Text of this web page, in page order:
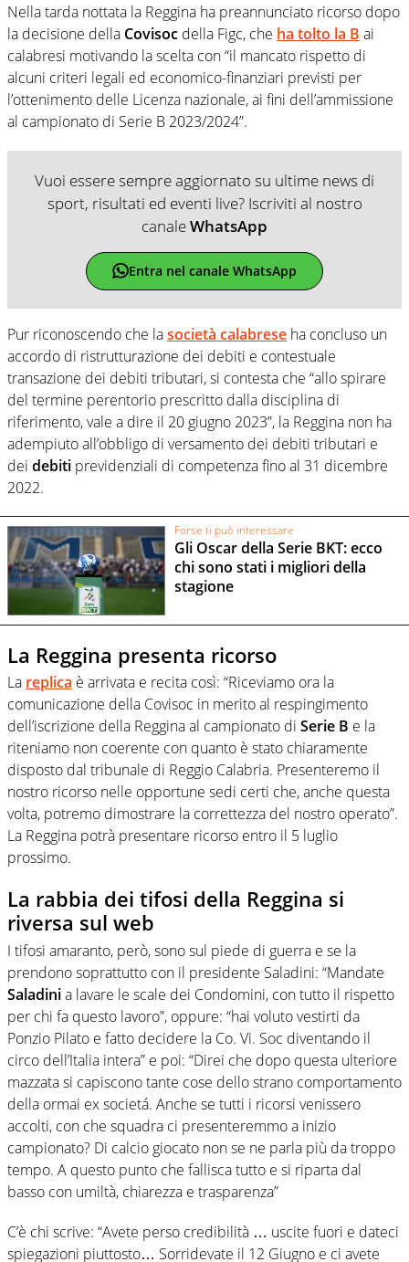
Nella tarda nottata la Reggina ha preannunciato ricorso dopo
la decisione della Covisoc della Figc, che ha tolto la B ai
calabresi motivando la scelta con “il mancato rispetto di
alcuni criteri legali ed economico-finanziari previsti per
l’ottenimento delle Licenza nazionale, ai fini dell’ammissione
al campionato di Serie B 2023/2024”.
Vuoi essere sempre aggiornato su ultime news di
sport, risultati ed eventi live? Iscriviti al nostro
canaleWhatsApp
Entra nel canale WhatsApp
Pur riconoscendo che lasocietà calabrese ha concluso un
accordo di ristrutturazione dei debiti e contestuale
transazione dei debiti tributari, si contesta che “allo spirare
del termine perentorio prescritto dalla disciplina di
riferimento, vale a dire il 20 giugno 2023”, la Reggina non ha
adempiuto all’obbligo di versamento dei debiti tributari e
dei debiti previdenziali di competenza fino al 31 dicembre
2022.
Forse ti può interessare
Gli Oscar della Serie BKT: ecco
chi sono stati i migliori della
stagione
La Reggina presenta ricorso
La replica è arrivata e recita così: “Riceviamo ora la
comunicazione della Covisoc in merito al respingimento
dell’iscrizione della Reggina al campionato di Serie B e la
riteniamo non coerente con quanto è stato chiaramente
disposto dal tribunale di Reggio Calabria. Presenteremo il
nostro ricorso nelle opportune sedi certi che, anche questa
volta, potremo dimostrare la correttezza del nostro operato”.
La Reggina potrà presentare ricorso entro il 5 luglio
prossimo.
La rabbia dei tifosi della Reggina si
riversa sul web
I tifosi amaranto, però, sono sul piede di guerra e se la
prendono soprattutto con il presidente Saladini: “Mandate
Saladinia lavare le scale dei Condomini, con tutto il rispetto
per chi fa questo lavoro”, oppure: “hai voluto vestirti da
Ponzio Pilato e fatto decidere la Co. Vi. Soc diventando il
circo dell’Italia intera” e poi: “Direi che dopo questa ulteriore
mazzata si capiscono tante cose dello strano comportamento
della ormai ex societá. Anche se tutti i ricorsi venissero
accolti, con che squadra ci presenteremmo a inizio
campionato? Di calcio giocato non se ne parla più da troppo
tempo. A questo punto che fallisca tutto e si riparta dal
basso con umiltà, chiarezza e trasparenza”
C’è chi scrive: “Avete perso credibilità … uscite fuori e dateci
spiegazioni piuttosto… Sorridevate il 12 Giugno e ci avete